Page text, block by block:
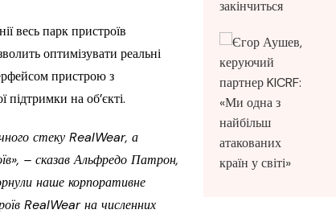
весь парк пристроїв
оптимізувати реальні
пристрою з
підтримки на об’єкті.
стеку RealWear, а
– сказав Альфредо Патрон,
наше корпоративне
RealWear на численних